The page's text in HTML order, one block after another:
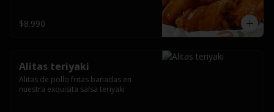
$8.990
Alitas teriyaki
Alitas de pollo fritas bañadas en
nuestra exquisita salsa teriyaki